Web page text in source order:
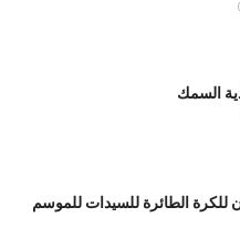
السمك
للكرة الطائرة للسيدات للموسم